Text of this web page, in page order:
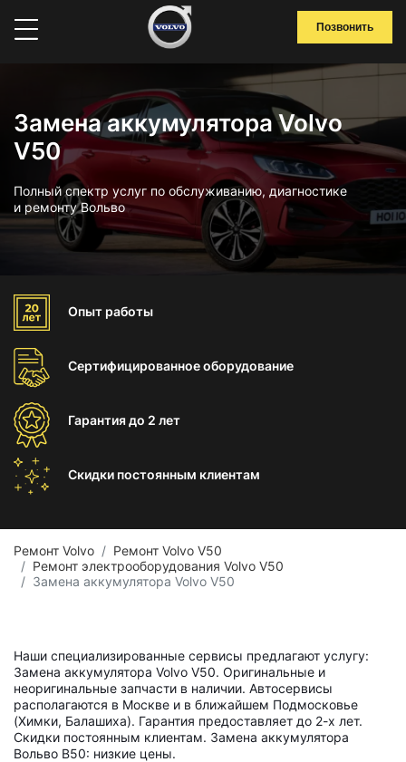
Позвонить
Замена аккумулятора Volvo
V50
Полный спектр услуг по обслуживанию, диагностике
и ремонту Вольво
Опыт работы
Сертифицированноеоборудование
Гарантиядо 2 лет
Скидки постоянным клиентам
Ремонт Volvo
Ремонт Volvo V50
Ремонт электрооборудования Volvo V50
Замена аккумулятора Volvo V50
Наши специализированные сервисы предлагают услугу:
Замена аккумулятора Volvo V50. Оригинальные и
неоригинальные запчасти в наличии. Автосервисы
располагаются в Москве и в ближайшем Подмосковье
(Химки, Балашиха). Гарантия предоставляет до 2-х лет.
Скидки постоянным клиентам. Замена аккумулятора
Вольво В50: низкие цены.